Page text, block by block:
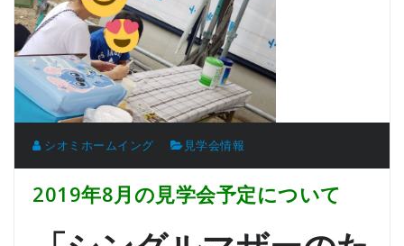
シオミホームイング 見学会情報
2019年8月の見学会予定について